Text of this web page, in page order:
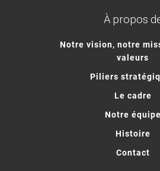
À propos
Notre vision, notre
valeurs
Piliers
Le cadre
Notre équipe
Histoire
Contact